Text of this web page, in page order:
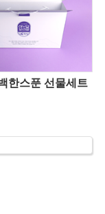
한스푼 선물세트